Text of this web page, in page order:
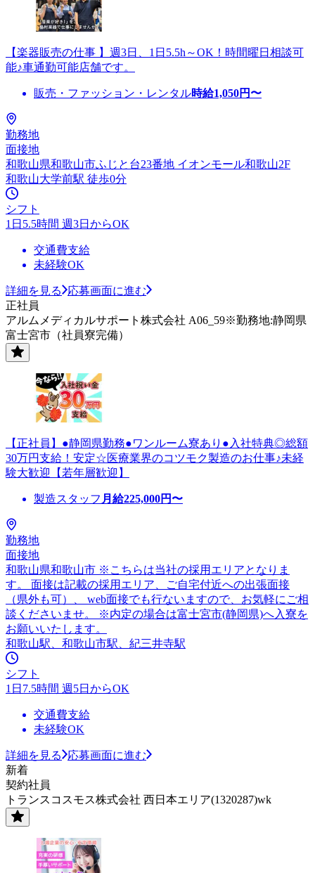
【楽器販売の仕事 】週3日、1日5.5h～OK！時間曜日相談可
能♪車通勤可能店舗です。
販売・ファッション・レンタル時給1,050円〜
勤務地
面接地
和歌山県和歌山市ふじと台23番地 イオンモール和歌山2F
和歌山大学前駅 徒歩0分
シフト
1日5.5時間 週3日からOK
交通費支給
未経験OK
詳細を見る
応募画面に進む
正社員
アルムメディカルサポート株式会社 A06_59※勤務地:静岡県
富士宮市（社員寮完備）
【正社員】●静岡県勤務●ワンルーム寮あり●入社特典◎総額
30万円支給！安定☆医療業界のコツモク製造のお仕事♪未経
験大歓迎【若年層歓迎】
製造スタッフ 月給225,000円〜
勤務地
面接地
和歌山県和歌山市 ※こちらは当社の採用エリアとなりま
す。 面接は記載の採用エリア、ご自宅付近への出張面接
（県外も可）、 web面接でも行ないますので、お気軽にご相
談くださいませ。 ※内定の場合は富士宮市(静岡県)へ入寮を
お願いいたします。
和歌山駅、和歌山市駅、紀三井寺駅
シフト
1日7.5時間 週5日からOK
交通費支給
未経験OK
詳細を見る
応募画面に進む
新着
契約社員
トランスコスモス株式会社 西日本エリア(1320287)wk